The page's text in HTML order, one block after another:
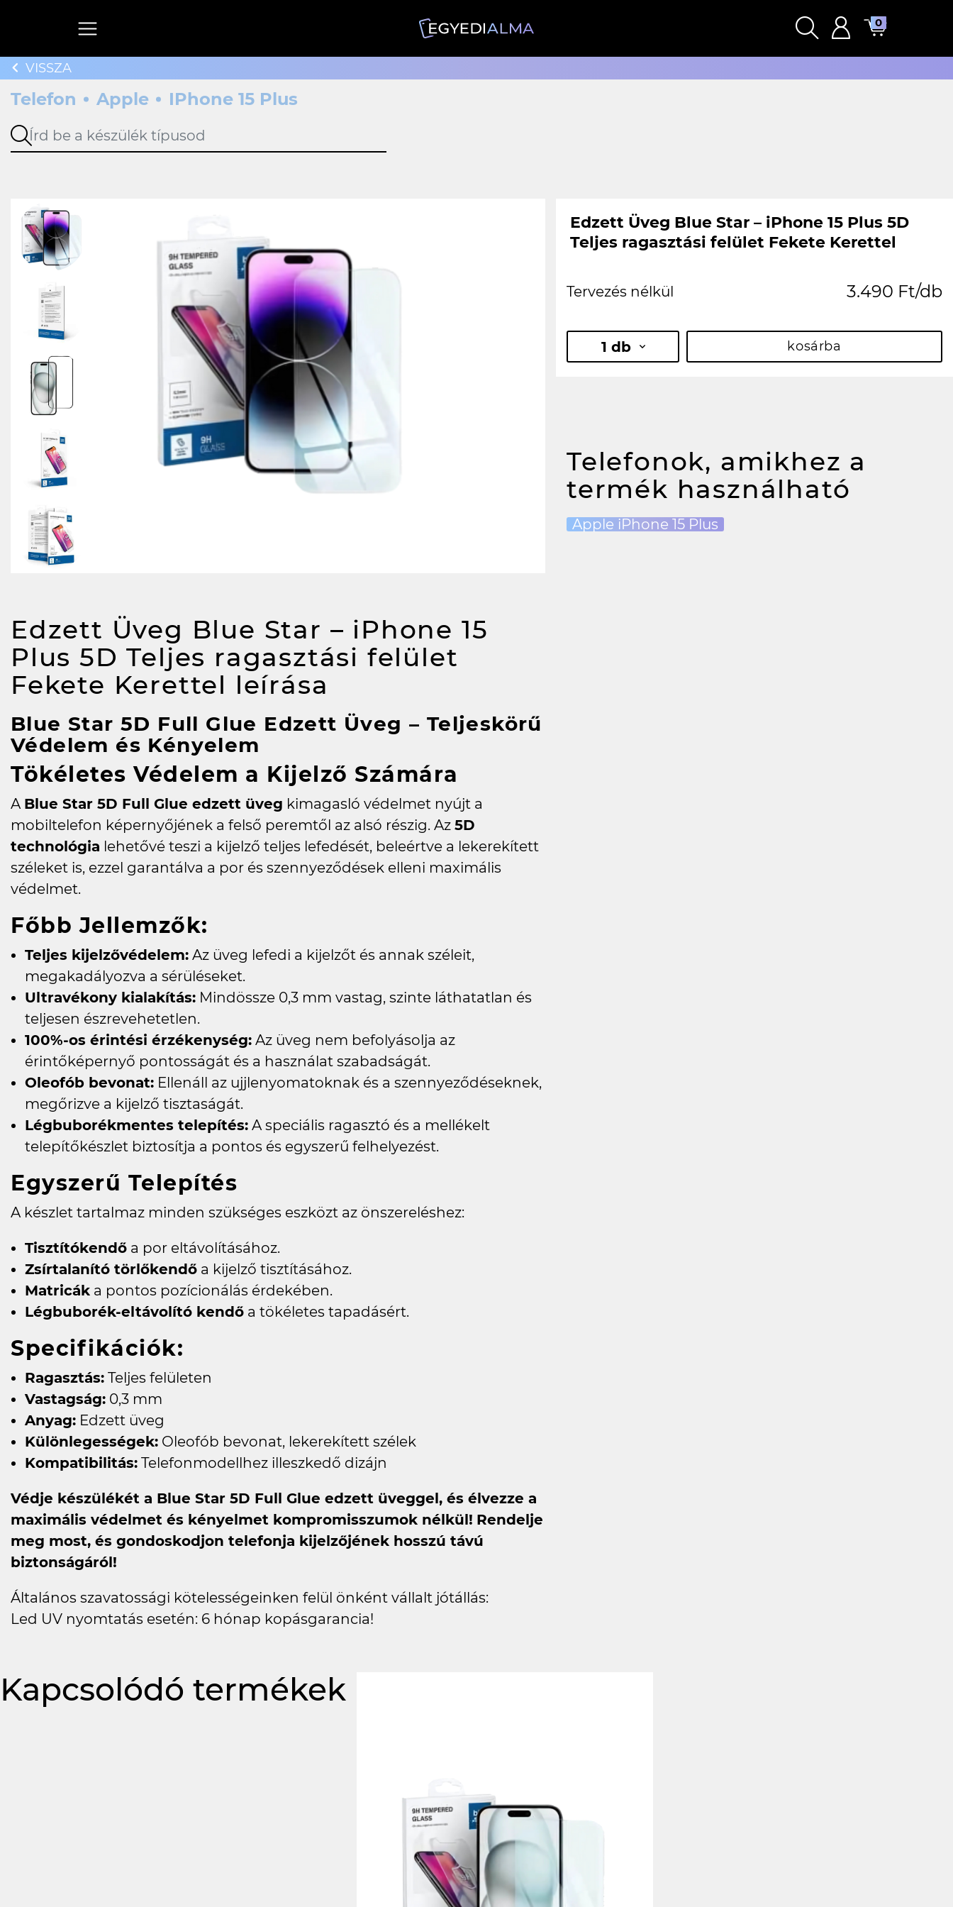
0
VISSZA
Telefon Apple IPhone 15 Plus
Edzett Üveg Blue Star – iPhone 15
Plus 5D Teljes ragasztási felület
Fekete Kerettel leírása
Blue Star 5D Full Glue Edzett Üveg – Teljeskörű
Védelem és Kényelem
Tökéletes Védelem a Kijelző Számára
A Blue Star 5D Full Glue edzett üveg kimagasló védelmet nyújt a
mobiltelefon képernyőjének a felső peremtől az alsó részig. Az 5D
technológia lehetővé teszi a kijelző teljes lefedését, beleértve a lekerekített
széleket is, ezzel garantálva a por és szennyeződések elleni maximális
védelmet.
Főbb Jellemzők:
Teljes kijelzővédelem: Az üveg lefedi a kijelzőt és annak széleit,
megakadályozva a sérüléseket.
Ultravékony kialakítás: Mindössze 0,3 mm vastag, szinte láthatatlan és
teljesen észrevehetetlen.
100%-os érintési érzékenység: Az üveg nem befolyásolja az
érintőképernyő pontosságát és a használat szabadságát.
Oleofób bevonat: Ellenáll az ujjlenyomatoknak és a szennyeződéseknek,
megőrizve a kijelző tisztaságát.
Légbuborékmentes telepítés: A speciális ragasztó és a mellékelt
telepítőkészlet biztosítja a pontos és egyszerű felhelyezést.
Egyszerű Telepítés
A készlet tartalmaz minden szükséges eszközt az önszereléshez:
Tisztítókendő a por eltávolításához.
Zsírtalanító törlőkendő a kijelző tisztításához.
Matricák a pontos pozícionálás érdekében.
Légbuborék-eltávolító kendő a tökéletes tapadásért.
Specifikációk:
Ragasztás: Teljes felületen
Vastagság: 0,3 mm
Anyag: Edzett üveg
Különlegességek: Oleofób bevonat, lekerekített szélek
Kompatibilitás: Telefonmodellhez illeszkedő dizájn
Védje készülékét a Blue Star 5D Full Glue edzett üveggel, és élvezze a
maximális védelmet és kényelmet kompromisszumok nélkül! Rendelje
meg most, és gondoskodjon telefonja kijelzőjének hosszú távú
biztonságáról!
Általános szavatossági kötelességeinken felül önként vállalt jótállás:
Led UV nyomtatás esetén: 6 hónap kopásgarancia!
Edzett Üveg Blue Star – iPhone 15 Plus 5D
Teljes ragasztási felület Fekete Kerettel
Tervezés nélkül 3.490 Ft/db
1 db kosárba
Telefonok, amikhez a
termék használható
Apple iPhone 15 Plus
Kapcsolódó termékek